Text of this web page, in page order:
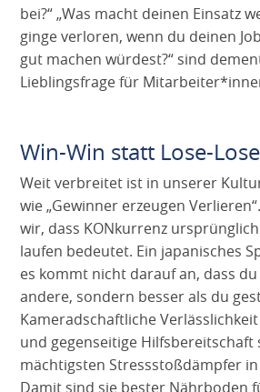
bei?“ „Was macht deinen Einsatz
ginge verloren, wenn du deinen
gut machen würdest?“ sind
Lieblingsfrage für
Win-Win statt Lose-Lose
Weit verbreitet ist in unserer
wie „Gewinner erzeugen
wir, dass KONkurrenz
laufen bedeutet. Ein japanisches
es kommt nicht darauf an, dass
andere, sondern besser als du
Kameradschaftliche
und gegenseitige Hilfsbereitschaft
mächtigsten Stressstoßdämpfer
Damit sind sie bester Nährboden